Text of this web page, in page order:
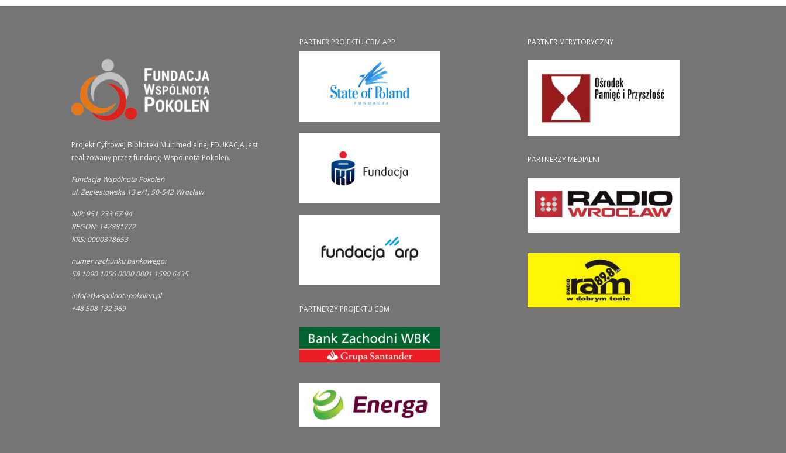
Projekt Cyfrowej Biblioteki Multimedialnej EDUKACJA jest
realizowany przez fundację Wspólnota Pokoleń.
Fundacja Wspólnota Pokoleń
ul. Żegiestowska 13 e/1, 50-542 Wrocław
NIP: 951 233 67 94
REGON: 142881772
KRS: 0000378653
numer rachunku bankowego:
58 1090 1056 0000 0001 1590 6435
info(at)wspolnotapokolen.pl
+48 508 132 969
PARTNER PROJEKTU CBM APP
PARTNERZY PROJEKTU CBM
PARTNER MERYTORYCZNY
PARTNERZY MEDIALNI